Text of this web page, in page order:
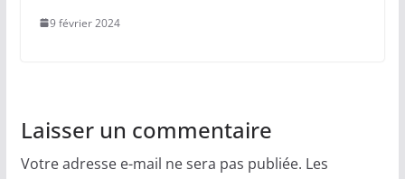
9 février 2024
Laisser un commentaire
Votre adresse e-mail ne sera pas publiée. Les